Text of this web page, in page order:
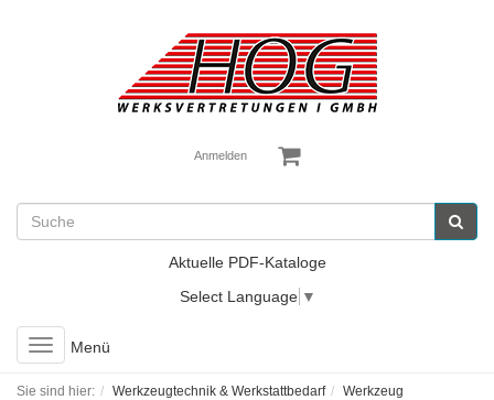
Anmelden
Aktuelle PDF-Kataloge
Select Language ▼
Toggle
navigation
Menü
Sie sind hier: Werkzeugtechnik & Werkstattbedarf
Werkzeug